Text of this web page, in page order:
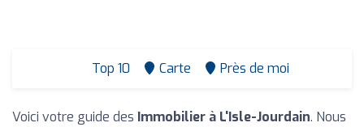
Top 10 Carte Près de moi
Voici votre guide des Immobilier à L'Isle-Jourdain. Nous